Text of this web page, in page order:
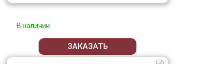
В наличии
ЗАКАЗАТЬ